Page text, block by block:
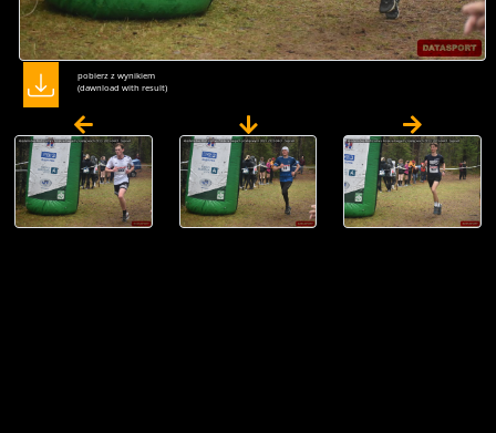
pobierz z wynikiem
(dawnload with result)